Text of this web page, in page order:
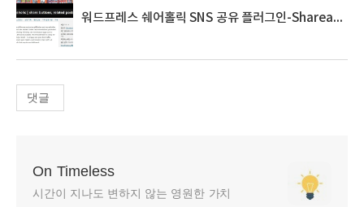
워드프레스 쉐어홀릭 SNS 공유 플러그인-Shareaholic
댓글
On Timeless
시간이 지나도 변하지 않는 영원한 가치